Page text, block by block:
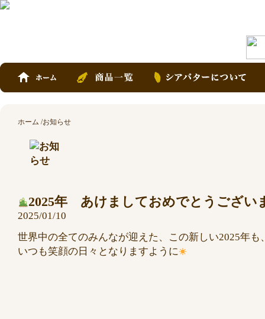
ホーム お知らせ
2025年 あけましておめでとうござい
2025/01/10
世界中の全てのみんなが迎えた、この新しい2025年も
いつも笑顔の日々となりますように